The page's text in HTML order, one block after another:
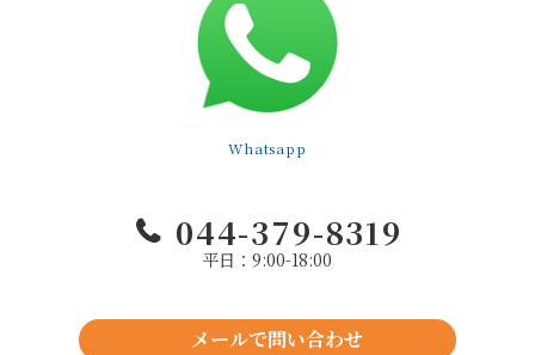
Whatsapp
044-379-8319
平日：9:00-18:00
メールで問い合わせ